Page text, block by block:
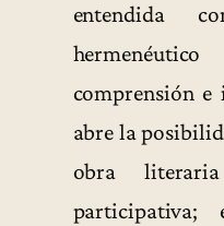
entendida
comprensión
abre la
obra